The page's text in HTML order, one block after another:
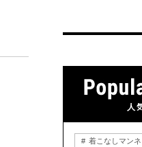
人
着こなしマンネ